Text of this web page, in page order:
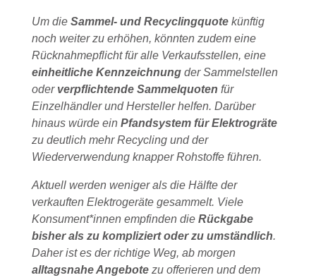
Um die Sammel- und Recyclingquotekünftig
noch weiter zu erhöhen, könnten zudem eine
Rücknahmepflicht für alle Verkaufsstellen, eine
einheitliche Kennzeichnungder Sammelstellen
oder verpflichtende Sammelquoten für
Einzelhändler und Hersteller helfen. Darüber
hinaus würde ein Pfandsystem für Elektrogräte
zu deutlich mehr Recycling und der
Wiederverwendung knapper Rohstoffe führen.
Aktuell werden weniger als die Hälfte der
verkauften Elektrogeräte gesammelt. Viele
Konsument*innen empfinden die Rückgabe
bisher als zu kompliziert oder zu umständlich.
Daher ist es der richtige Weg, ab morgen
alltagsnahe Angebotezu offerieren und dem